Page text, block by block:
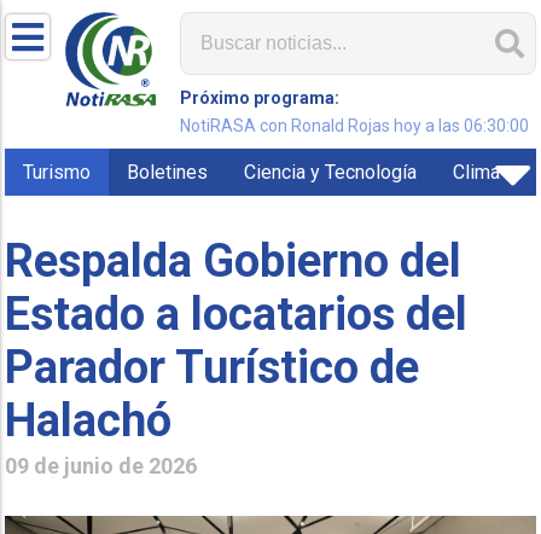
Próximo programa:
NotiRASA con Ronald Rojas hoy a las 06:30:00
Turismo Boletines Ciencia y Tecnología Clima
Respalda Gobierno del
Estado a locatarios del
Parador Turístico de
Halachó
09 de junio de 2026